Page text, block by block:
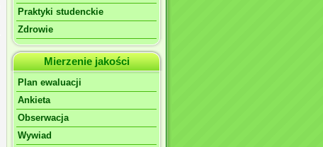
Praktyki studenckie
Zdrowie
Mierzenie jakości
Plan ewaluacji
Ankieta
Obserwacja
Wywiad